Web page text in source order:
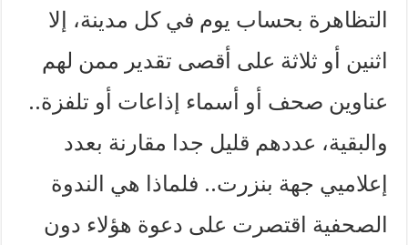
التظاهرة بحساب يوم في كل مدينة، إلا
اثنين أو ثلاثة على أقصى تقدير ممن لهم
عناوين صحف أو أسماء إذاعات أو تلفزة..
والبقية، عددهم قليل جدا مقارنة بعدد
إعلاميي جهة بنزرت.. فلماذا هي الندوة
الصحفية اقتصرت على دعوة هؤلاء دون